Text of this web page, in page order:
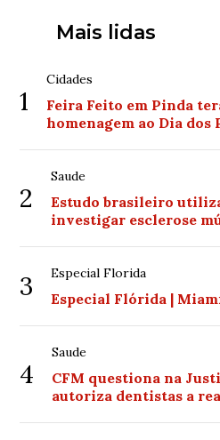
Mais lidas
1
Cidades
Feira Feito em Pinda
homenagem ao Dia dos
2
Saude
Estudo brasileiro
investigar esclerose
3 Especial Florida
Especial Flórida |
4
Saude
CFM questiona na
autoriza dentistas a